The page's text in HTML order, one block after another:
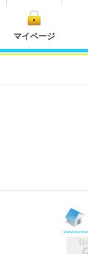
マイページ